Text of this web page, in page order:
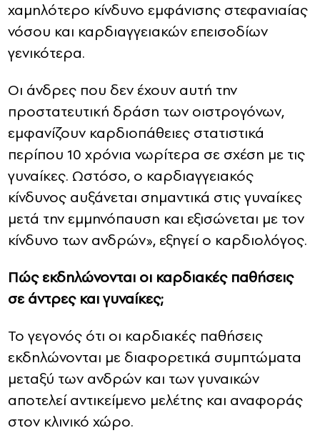
χαμηλότερο κίνδυνο εμφάνισης στεφανιαίας
νόσου και καρδιαγγειακών επεισοδίων
γενικότερα.
Οι άνδρες που δεν έχουν αυτή την
προστατευτική δράση των οιστρογόνων,
εμφανίζουν καρδιοπάθειες στατιστικά
περίπου 10 χρόνια νωρίτερα σε σχέση με τις
γυναίκες. Ωστόσο, ο καρδιαγγειακός
κίνδυνος αυξάνεται σημαντικά στις γυναίκες
μετά την εμμηνόπαυση και εξισώνεται με τον
κίνδυνο των ανδρών», εξηγεί ο καρδιολόγος.
Πώς εκδηλώνονται οι καρδιακές παθήσεις
σε άντρες και γυναίκες;
Το γεγονός ότι οι καρδιακές παθήσεις
εκδηλώνονται με διαφορετικά συμπτώματα
μεταξύ των ανδρών και των γυναικών
αποτελεί αντικείμενο μελέτης και αναφοράς
στον κλινικό χώρο.